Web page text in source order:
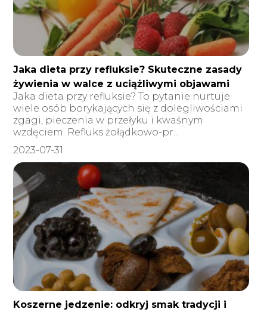
Jaka dieta przy refluksie? Skuteczne zasady
żywienia w walce z uciążliwymi objawami
Jaka dieta przy refluksie? To pytanie nurtuje
wiele osób borykających się z dolegliwościami
zgagi, pieczenia w przełyku i kwaśnym
wzdęciem. Refluks żołądkowo-pr...
2023-07-31
Koszerne jedzenie: odkryj smak tradycji i